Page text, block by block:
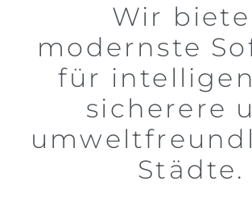
Wir
modernste
für
sicherere
Städte.